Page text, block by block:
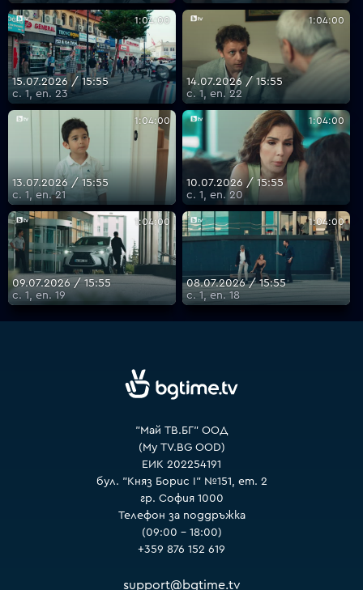
1:04:00
15.07.2026 / 15:55
с. 1, еп. 23
1:04:00
14.07.2026 / 15:55
с. 1, еп. 22
1:04:00
13.07.2026 / 15:55
с. 1, еп. 21
1:04:00
10.07.2026 / 15:55
с. 1, еп. 20
1:04:00
09.07.2026 / 15:55
с. 1, еп. 19
1:04:00
08.07.2026 / 15:55
с. 1, еп. 18
"Май ТВ.БГ" ООД
(My TV.BG OOD)
ЕИК 202254191
бул. "Княз Борис I" №151, ет. 2
гр. София 1000
Телефон за поддръжка
(09:00 – 18:00)
+359 876 152 619
support@bgtime.tv